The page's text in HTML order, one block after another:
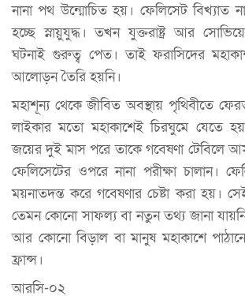
নানা পথ উন্মোচিত হয়। ফেলিসেট বিখ্যাত
হচ্ছে স্নায়ুযুদ্ধ। তখন যুক্তরাষ্ট্র আর
ঘটনাই গুরুত্ব পেত। তাই ফরাসিদের
আলোড়ন তৈরি হয়নি।
মহাশূন্য থেকে জীবিত অবস্থায় পৃথিবীতে
লাইকার মতো মহাকাশেই চিরঘুমে যেতে
জয়ের দুই মাস পরে তাকে গবেষণা টেবিলে
ফেলিসেটের ওপরে নানা পরীক্ষা চালান।
ময়নাতদন্ত করে গবেষণার চেষ্টা করা হয়।
তেমন কোনো সাফল্য বা নতুন তথ্য জানা
আর কোনো বিড়াল বা মানুষ মহাকাশে
ফ্রান্স।
আরসি-০২